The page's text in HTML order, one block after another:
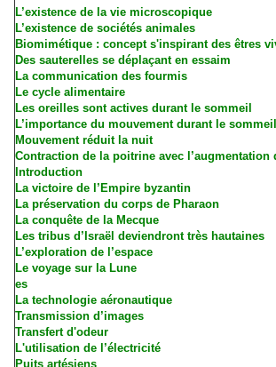
L’existence de la vie microscopique
L’existence de sociétés animales
Biomimétique : concept s'inspirant des êtres
Des sauterelles se déplaçant en essaim
La communication des fourmis
Le cycle alimentaire
Les oreilles sont actives durant le sommeil
L’importance du mouvement durant le sommeil
Mouvement réduit la nuit
Contraction de la poitrine avec l’augmentation
Introduction
La victoire de l’Empire byzantin
La préservation du corps de Pharaon
La conquête de la Mecque
Les tribus d’Israël deviendront très hautaines
L’exploration de l’espace
Le voyage sur la Lune
es
La technologie aéronautique
Transmission d’images
Transfert d'odeur
L'utilisation de l’électricité
Puits artésiens